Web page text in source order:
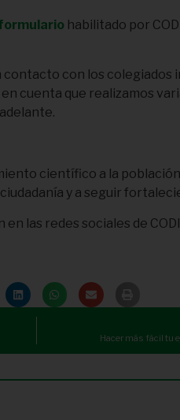
habilitado por
contacto con los
cuenta que realizamos
científico a la
y a seguir
las redes sociales de
Hacer más fácil tu